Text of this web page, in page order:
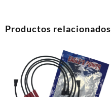
Productos relacionados